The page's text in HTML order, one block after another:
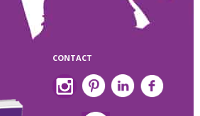
CONTACT